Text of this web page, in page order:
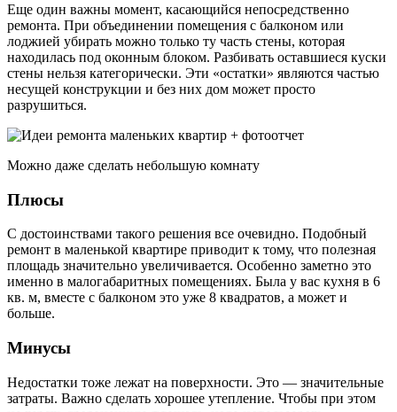
Еще один важны момент, касающийся непосредственно
ремонта. При объединении помещения с балконом или
лоджией убирать можно только ту часть стены, которая
находилась под оконным блоком. Разбивать оставшиеся куски
стены нельзя категорически. Эти «остатки» являются частью
несущей конструкции и без них дом может просто
разрушиться.
Можно даже сделать небольшую комнату
Плюсы
С достоинствами такого решения все очевидно. Подобный
ремонт в маленькой квартире приводит к тому, что полезная
площадь значительно увеличивается. Особенно заметно это
именно в малогабаритных помещениях. Была у вас кухня в 6
кв. м, вместе с балконом это уже 8 квадратов, а может и
больше.
Минусы
Недостатки тоже лежат на поверхности. Это — значительные
затраты. Важно сделать хорошее утепление. Чтобы при этом